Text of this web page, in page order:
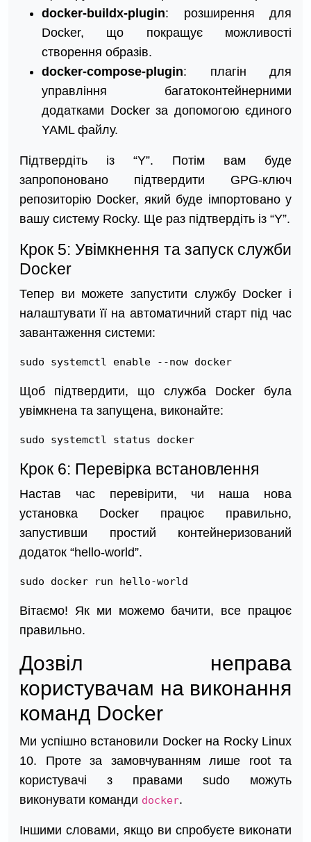
docker-buildx-plugin: розширення для
Docker, що покращує можливості
створення образів.
docker-compose-plugin: плагін для
управління багатоконтейнерними
додатками Docker за допомогою єдиного
YAML файлу.
Підтвердіть із “Y”. Потім вам буде
запропоновано підтвердити GPG-ключ
репозиторію Docker, який буде імпортовано у
вашу систему Rocky. Ще раз підтвердіть із “Y”.
Крок 5: Увімкнення та запуск служби
Docker
Тепер ви можете запустити службу Docker і
налаштувати її на автоматичний старт під час
завантаження системи:
sudo systemctl enable --now docker
Щоб підтвердити, що служба Docker була
увімкнена та запущена, виконайте:
sudo systemctl status docker
Крок 6: Перевірка встановлення
Настав час перевірити, чи наша нова
установка Docker працює правильно,
запустивши простий контейнеризований
додаток “hello-world”.
sudo docker run hello-world
Вітаємо! Як ми можемо бачити, все працює
правильно.
Дозвіл неправа
користувачам на виконання
команд Docker
Ми успішно встановили Docker на Rocky Linux
10. Проте за замовчуванням лише root та
користувачі з правами sudo можуть
виконувати команди docker.
Іншими словами, якщо ви спробуєте виконати